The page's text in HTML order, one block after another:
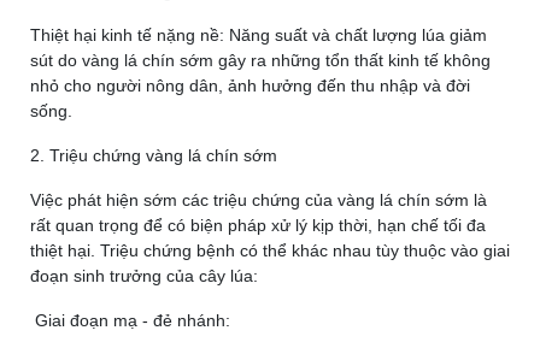
Thiệt hại kinh tế nặng nề: Năng suất và chất lượng lúa giảm
sút do vàng lá chín sớm gây ra những tổn thất kinh tế không
nhỏ cho người nông dân, ảnh hưởng đến thu nhập và đời
sống.
2. Triệu chứng vàng lá chín sớm
Việc phát hiện sớm các triệu chứng của vàng lá chín sớm là
rất quan trọng để có biện pháp xử lý kịp thời, hạn chế tối đa
thiệt hại. Triệu chứng bệnh có thể khác nhau tùy thuộc vào giai
đoạn sinh trưởng của cây lúa:
Giai đoạn mạ - đẻ nhánh: